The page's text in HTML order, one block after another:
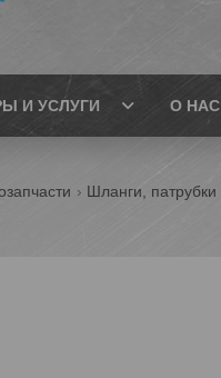
И УСЛУГИ О НАС
Шланги, патрубки